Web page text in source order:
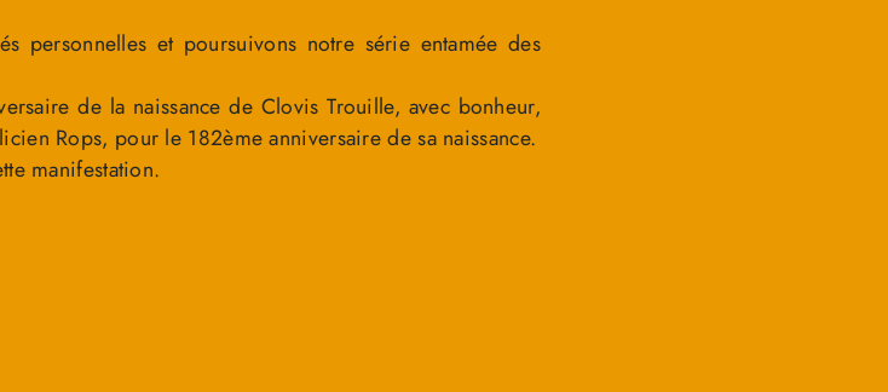
personnelles et poursuivons notre série entamée des
de la naissance de Clovis Trouille, avec bonheur,
Rops, pour le 182ème anniversaire de sa naissance.
manifestation.